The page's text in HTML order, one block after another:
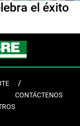
el éxito
CONTÁCTENOS